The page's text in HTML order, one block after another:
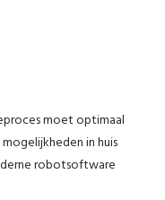
moet optimaal
in huis
robotsoftware